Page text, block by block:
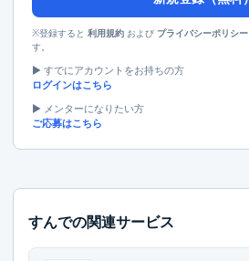
すんでの関連サービス
※登録すると 利用規約 および プライバシーポリシー
す。
▶︎ すでにアカウントをお持ちの方
ログインはこちら
▶︎ メンターになりたい方
ご応募はこちら